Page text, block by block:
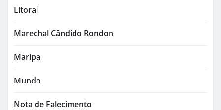
Litoral
Marechal Cândido Rondon
Maripa
Mundo
Nota de Falecimento